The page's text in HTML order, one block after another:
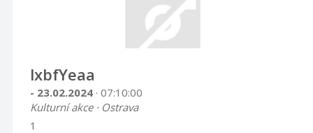
lxbfYeaa
- 23.02.2024 · 07:10:00
Kulturní akce · Ostrava
1